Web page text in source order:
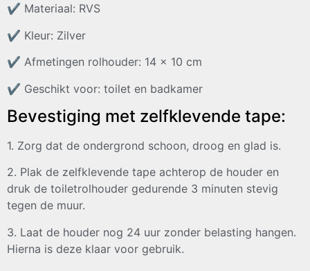
✔ Materiaal: RVS
✔ Kleur: Zilver
✔ Afmetingen rolhouder: 14 x 10 cm
✔ Geschikt voor: toilet en badkamer
Bevestiging met zelfklevende tape:
1. Zorg dat de ondergrond schoon, droog en glad is.
2. Plak de zelfklevende tape achterop de houder en
druk de toiletrolhouder gedurende 3 minuten stevig
tegen de muur.
3. Laat de houder nog 24 uur zonder belasting hangen.
Hierna is deze klaar voor gebruik.